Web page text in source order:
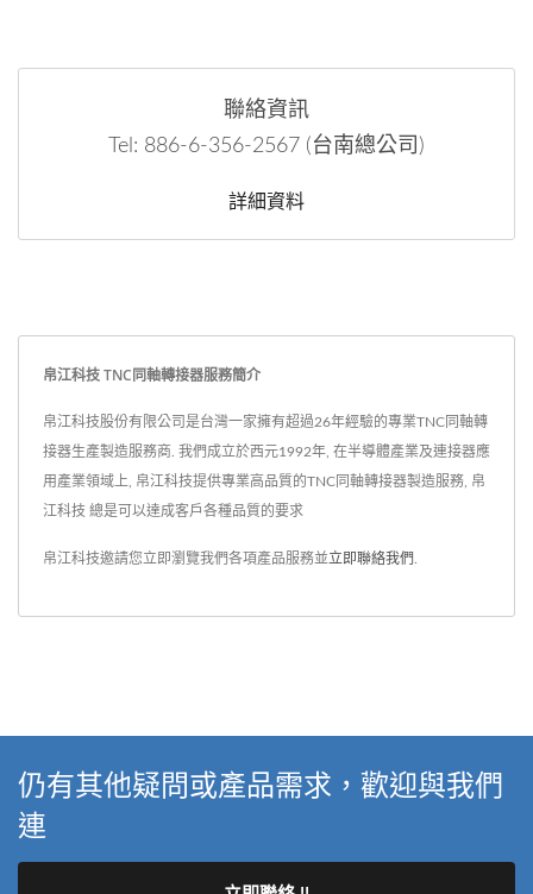
聯絡資訊
Tel: 886-6-356-2567 (台南總公司)
詳細資料
帛江科技 TNC同軸轉接器服務簡介
帛江科技股份有限公司是台灣一家擁有超過26年經驗的專業TNC同軸轉
接器生產製造服務商. 我們成立於西元1992年, 在半導體產業及連接器應
用產業領域上, 帛江科技提供專業高品質的TNC同軸轉接器製造服務, 帛
江科技 總是可以達成客戶各種品質的要求
帛江科技邀請您立即瀏覽我們各項產品服務並立即聯絡我們.
仍有其他疑問或產品需求，歡迎與我們
連